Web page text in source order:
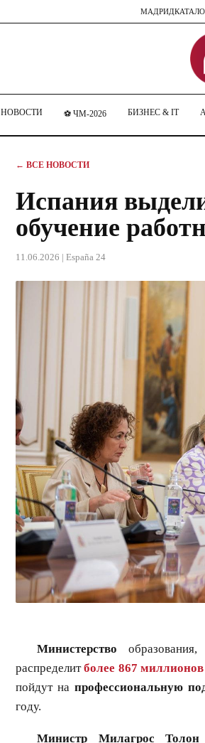
МАДРИД
НОВОСТИ ⚽ ЧМ-2026 БИЗНЕС & IT
← ВСЕ НОВОСТИ
Испания
обучение
11.06.2026 | España 24
Министерство
распределитболее 867 миллионов
пойдут напрофессиональную
году.
Министр Милагрос Толон